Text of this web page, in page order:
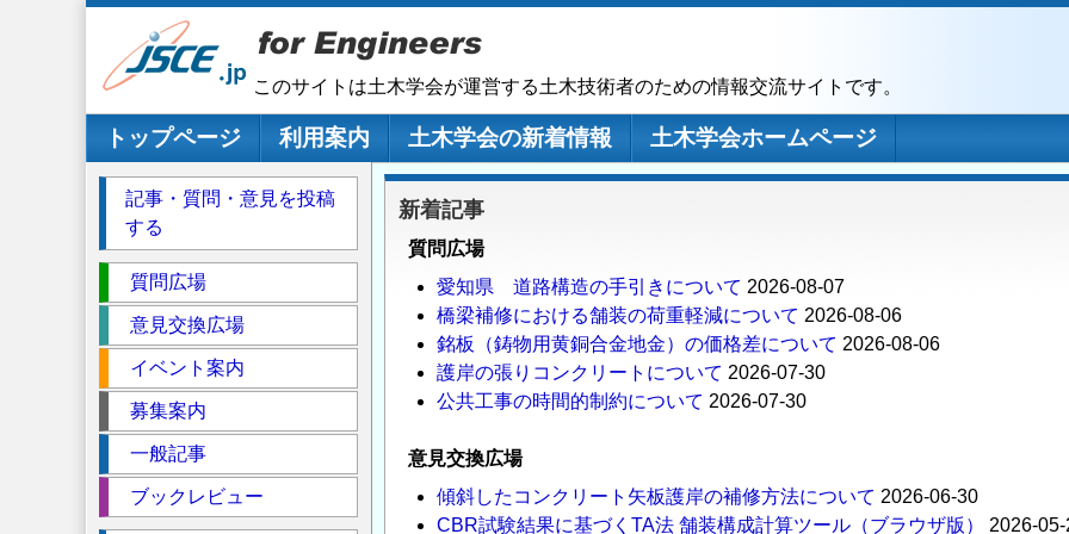
このサイトは土木学会が運営する土木技術者のための情報交流サイトです。
メインナビゲーション
トップページ 利用案内 土木学会の新着情報 土木学会ホームページ
新着記事
質問広場
愛知県 道路構造の手引きについて 2026-08-07
橋梁補修における舗装の荷重軽減について 2026-08-06
銘板（鋳物用黄銅合金地金）の価格差について 2026-08-06
護岸の張りコンクリートについて 2026-07-30
公共工事の時間的制約について 2026-07-30
意見交換広場
傾斜したコンクリート矢板護岸の補修方法について 2026-06-30
CBR試験結果に基づくTA法 舗装構成計算ツール（ブラウザ版）
2026-05-
記事・質問・意見を投稿
する
ク
シ
質問広場
意見交換広場
イベント案内
募集案内
一般記事
ブックレビュー